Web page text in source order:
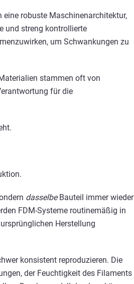
robuste Maschinenarchitektur,
und streng kontrollierte
um Schwankungen zu
stammen oft von
für die
dasselbeBauteil immer wieder
FDM-Systeme routinemäßig in
Herstellung
konsistent reproduzieren. Die
der Feuchtigkeit des Filaments